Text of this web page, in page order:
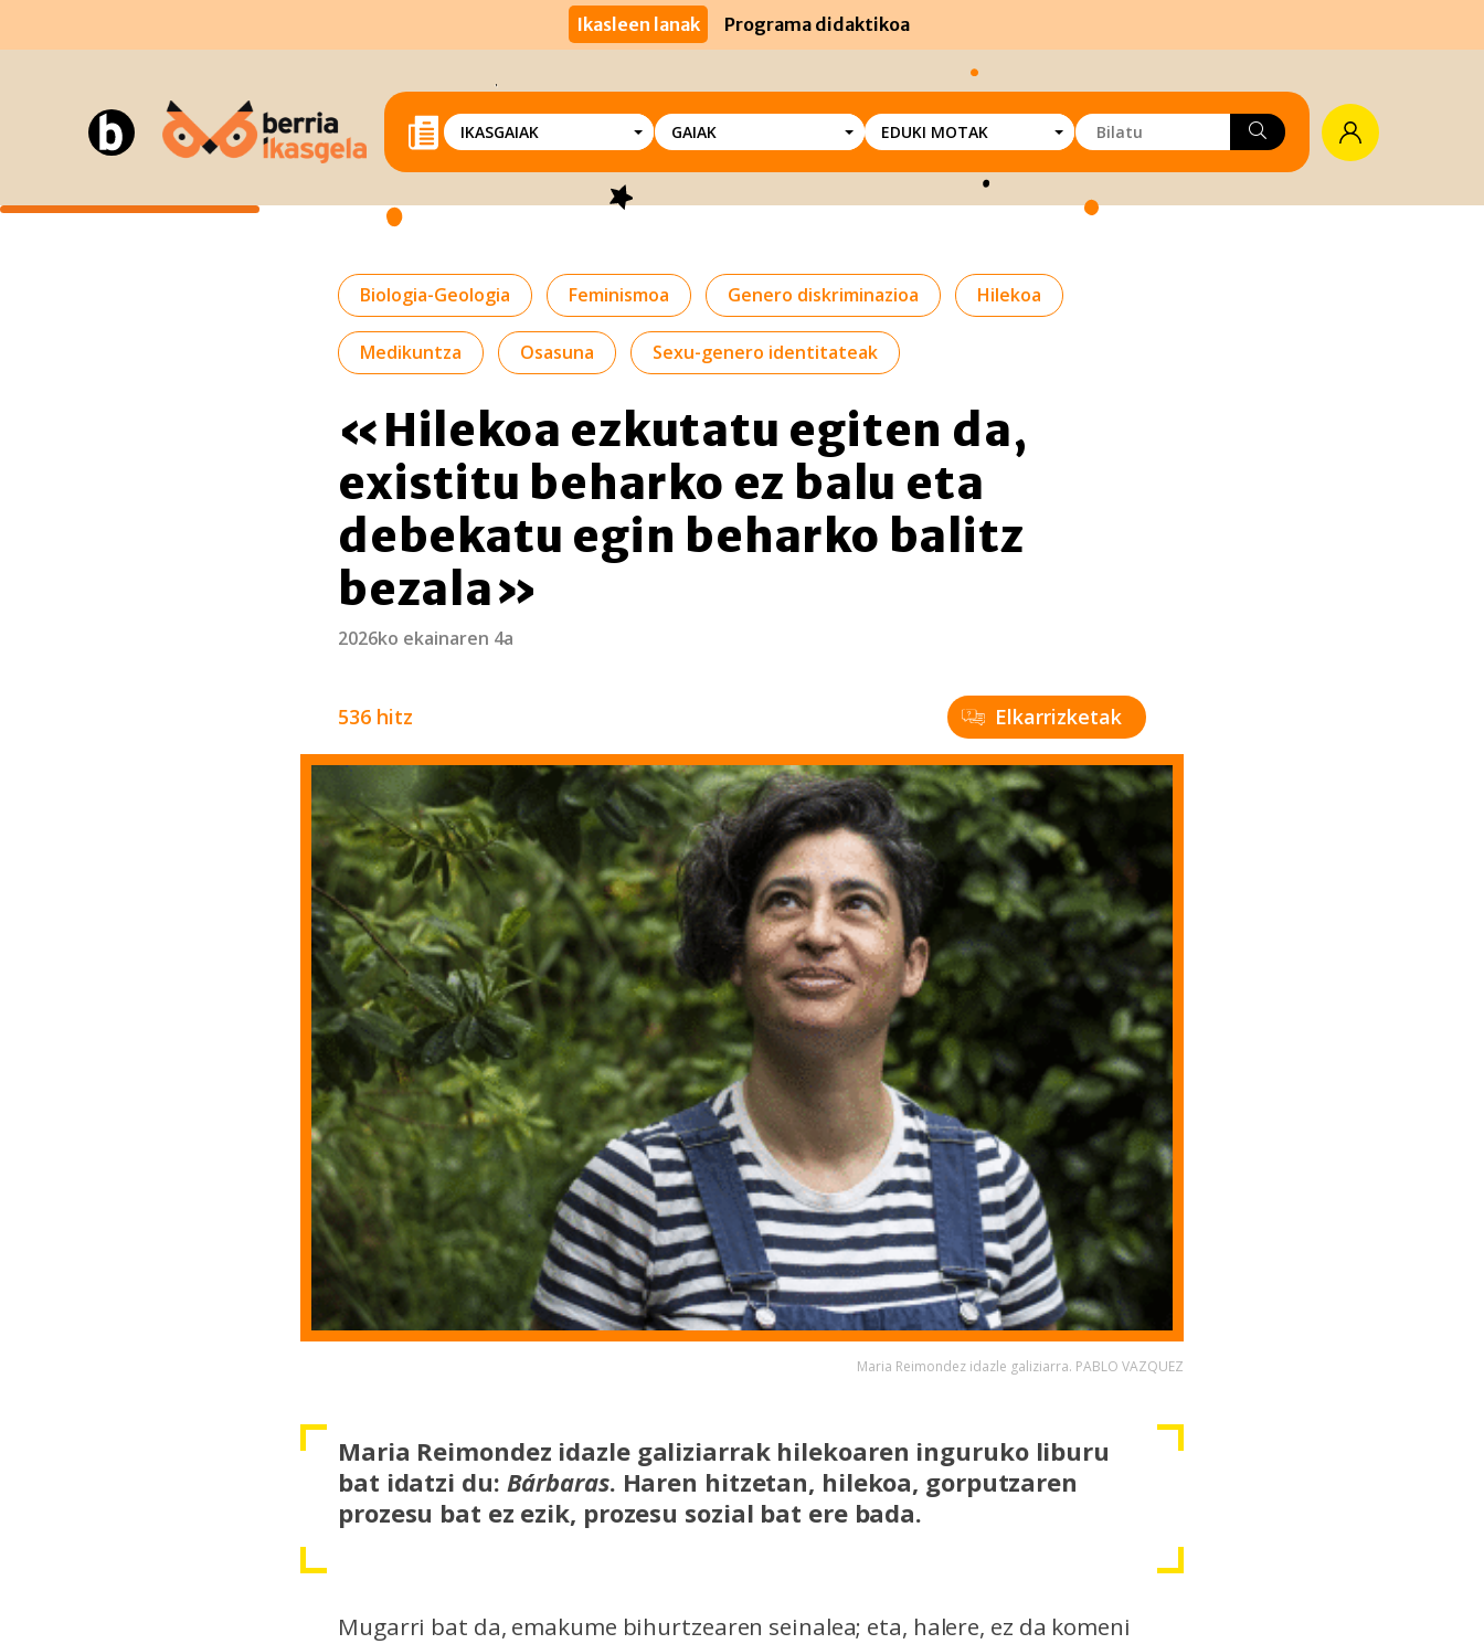
Ikasleen lanak Programa didaktikoa
IKASGAIAK GAIAK EDUKI MOTAK
Biologia-Geologia Feminismoa Genero diskriminazioa Hilekoa
Medikuntza Osasuna Sexu-genero identitateak
«Hilekoa ezkutatu egiten da,
existitu beharko ez balu eta
debekatu egin beharko balitz
bezala»
2026ko ekainaren 4a
536 hitz Elkarrizketak
Maria Reimondez idazle galiziarra. PABLO VAZQUEZ
Maria Reimondez idazle galiziarrak hilekoaren inguruko liburu
bat idatzi du: Bárbaras. Haren hitzetan, hilekoa, gorputzaren
prozesu bat ez ezik, prozesu sozial bat ere bada.
Mugarri bat da, emakume bihurtzearen seinalea; eta, halere, ez da komeni